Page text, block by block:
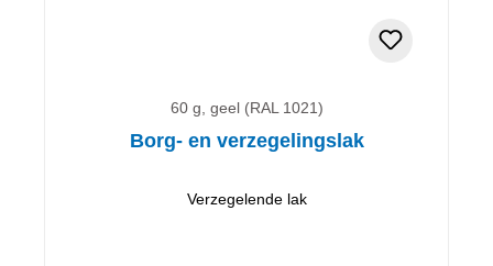
60 g, geel (RAL 1021)
Borg- en verzegelingslak
Verzegelende lak